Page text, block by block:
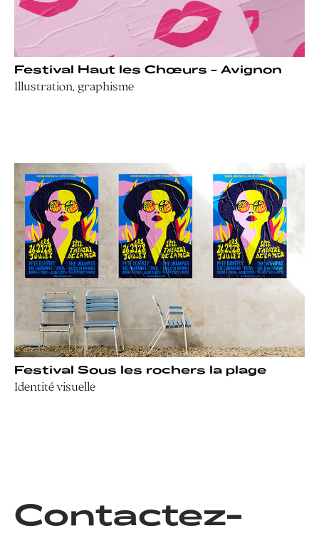
Festival Haut les Chœurs - Avignon
Illustration, graphisme
Festival Sous les rochers la plage
Identité visuelle
Contactez-